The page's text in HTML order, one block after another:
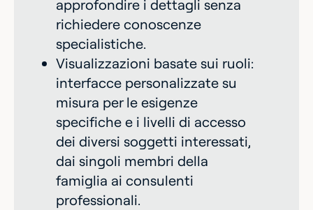
approfondire i dettagli senza
richiedere conoscenze
specialistiche.
Visualizzazioni basate sui ruoli:
interfacce personalizzate su
misura per le esigenze
specifiche e i livelli di accesso
dei diversi soggetti interessati,
dai singoli membri della
famiglia ai consulenti
professionali.